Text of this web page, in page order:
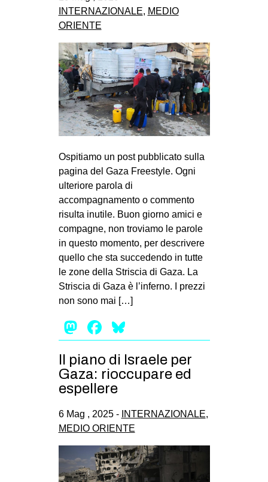
INTERNAZIONALE, MEDIO
ORIENTE
Ospitiamo un post pubblicato sulla
pagina del Gaza Freestyle. Ogni
ulteriore parola di
accompagnamento o commento
risulta inutile. Buon giorno amici e
compagne, non troviamo le parole
in questo momento, per descrivere
quello che sta succedendo in tutte
le zone della Striscia di Gaza. La
Striscia di Gaza è l’inferno. I prezzi
non sono mai […]
Mastodon
Facebook
Il piano di Israele per
Gaza: rioccupare ed
espellere
6 Mag , 2025 - INTERNAZIONALE,
MEDIO ORIENTE